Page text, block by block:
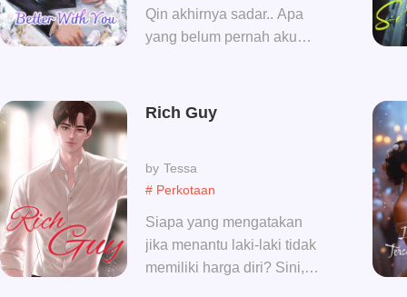
Qin akhirnya sadar.. Apa
yang belum pernah aku
kembali semuanya...
# Perkotaan
Rich Guy
Tessa
Siapa yang mengatakan
jika menantu laki-laki tidak
memiliki harga diri? Sini,